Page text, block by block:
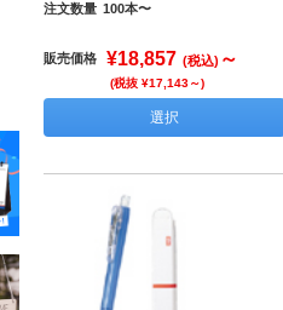
注文数量 100本〜
販売価格 ¥18,857 (税込) ～
(税抜 ¥17,143～)
選択